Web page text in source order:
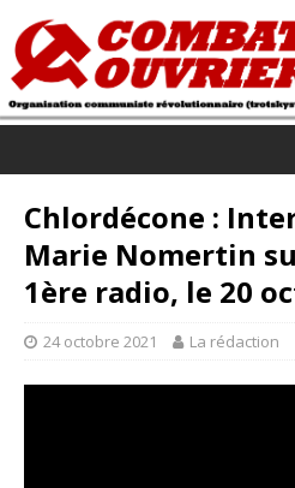
Chlordécone :
Marie Nomertin
1ère radio, le 20
24 octobre 2021 La rédaction